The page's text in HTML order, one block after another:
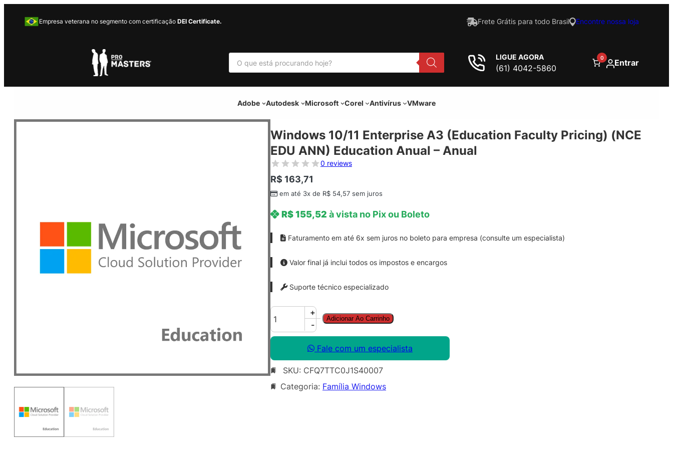
Empresa veterana no segmento com certificação DEI Certificate. Frete Grátis para todo Brasil Encontre nossa loja
P
s
u
r
LIGUE AGORA
(61) 4042-5860
0 Entrar
Adobe Autodesk Microsoft Corel Antivírus VMware
Windows 10/11 Enterprise A3 (Education Faculty Pricing) (NCE
EDU ANN) Education Anual – Anual
0 reviews
R$ 163,71
em até 3x de R$ 54,57 sem juros
R$155,52 à vista no Pix ou Boleto
Faturamento em até 6x sem juros no boleto para empresa (consulte um especialista)
Valor final já inclui todos os impostos e encargos
Suporte técnico especializado
W
n
o
w
s
+
-
Adicionar Ao Carrinho
Fale com um especialista
SKU: CFQ7TTC0J1S40007
Categoria: Família Windows